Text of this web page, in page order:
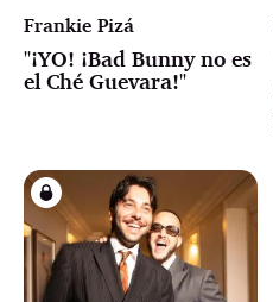
Frankie Pizá
"¡YO! ¡Bad Bunny no es
el Ché Guevara!"